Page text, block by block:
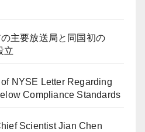
主要放送局と同国初の
立
NYSE Letter Regarding
Compliance Standards
Scientist Jian Chen